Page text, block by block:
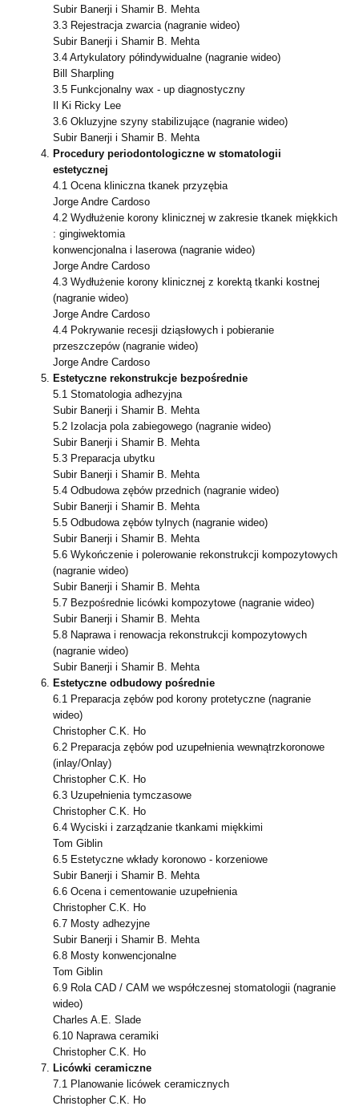
Subir Banerji i Shamir B. Mehta
3.3 Rejestracja zwarcia (nagranie wideo)
Subir Banerji i Shamir B. Mehta
3.4 Artykulatory półindywidualne (nagranie wideo)
Bill Sharpling
3.5 Funkcjonalny wax - up diagnostyczny
Il Ki Ricky Lee
3.6 Okluzyjne szyny stabilizujące (nagranie wideo)
Subir Banerji i Shamir B. Mehta
Procedury periodontologiczne w stomatologii
estetycznej
4.1 Ocena kliniczna tkanek przyzębia
Jorge Andre Cardoso
4.2 Wydłużenie korony klinicznej w zakresie tkanek miękkich
: gingiwektomia
konwencjonalna i laserowa (nagranie wideo)
Jorge Andre Cardoso
4.3 Wydłużenie korony klinicznej z korektą tkanki kostnej
(nagranie wideo)
Jorge Andre Cardoso
4.4 Pokrywanie recesji dziąsłowych i pobieranie
przeszczepów (nagranie wideo)
Jorge Andre Cardoso
Estetyczne rekonstrukcje bezpośrednie
5.1 Stomatologia adhezyjna
Subir Banerji i Shamir B. Mehta
5.2 Izolacja pola zabiegowego (nagranie wideo)
Subir Banerji i Shamir B. Mehta
5.3 Preparacja ubytku
Subir Banerji i Shamir B. Mehta
5.4 Odbudowa zębów przednich (nagranie wideo)
Subir Banerji i Shamir B. Mehta
5.5 Odbudowa zębów tylnych (nagranie wideo)
Subir Banerji i Shamir B. Mehta
5.6 Wykończenie i polerowanie rekonstrukcji kompozytowych
(nagranie wideo)
Subir Banerji i Shamir B. Mehta
5.7 Bezpośrednie licówki kompozytowe (nagranie wideo)
Subir Banerji i Shamir B. Mehta
5.8 Naprawa i renowacja rekonstrukcji kompozytowych
(nagranie wideo)
Subir Banerji i Shamir B. Mehta
Estetyczne odbudowy pośrednie
6.1 Preparacja zębów pod korony protetyczne (nagranie
wideo)
Christopher C.K. Ho
6.2 Preparacja zębów pod uzupełnienia wewnątrzkoronowe
(inlay/Onlay)
Christopher C.K. Ho
6.3 Uzupełnienia tymczasowe
Christopher C.K. Ho
6.4 Wyciski i zarządzanie tkankami miękkimi
Tom Giblin
6.5 Estetyczne wkłady koronowo - korzeniowe
Subir Banerji i Shamir B. Mehta
6.6 Ocena i cementowanie uzupełnienia
Christopher C.K. Ho
6.7 Mosty adhezyjne
Subir Banerji i Shamir B. Mehta
6.8 Mosty konwencjonalne
Tom Giblin
6.9 Rola CAD / CAM we współczesnej stomatologii (nagranie
wideo)
Charles A.E. Slade
6.10 Naprawa ceramiki
Christopher C.K. Ho
Licówki ceramiczne
7.1 Planowanie licówek ceramicznych
Christopher C.K. Ho